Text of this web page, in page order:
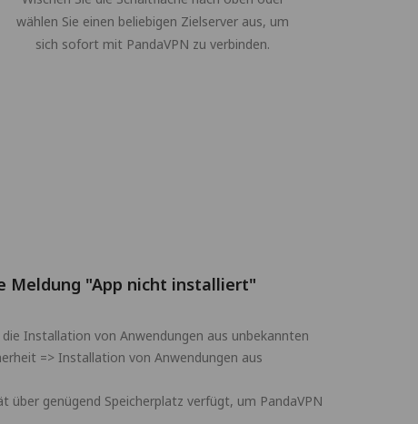
wählen Sie einen beliebigen Zielserver aus, um
sich sofort mit PandaVPN zu verbinden.
Meldung "App nicht installiert"
Installation von Anwendungen aus unbekannten
=> Installation von Anwendungen aus
über genügend Speicherplatz verfügt, um PandaVPN